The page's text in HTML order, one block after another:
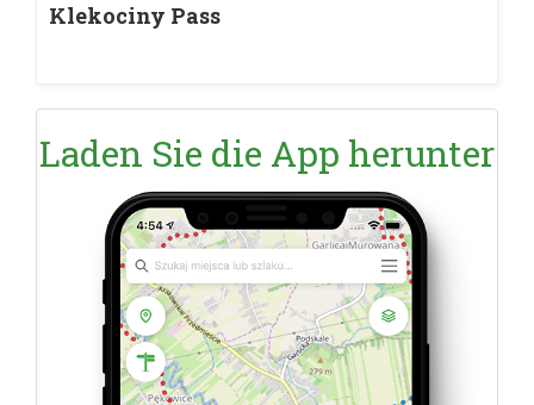
Klekociny Pass
Laden Sie die App herunter